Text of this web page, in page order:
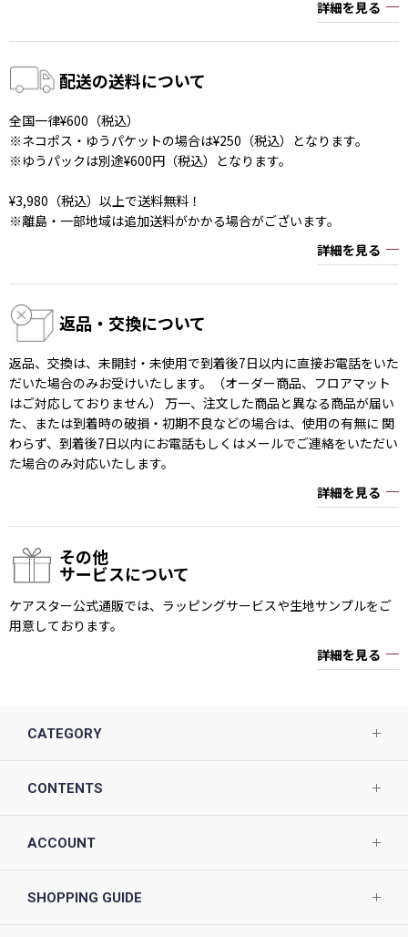
詳細を見る
配送の送料について
全国一律¥600（税込）
※ネコポス・ゆうパケットの場合は¥250（税込）となります。
※ゆうパックは別途¥600円（税込）となります。
¥3,980（税込）以上で送料無料！
※離島・一部地域は追加送料がかかる場合がございます。
詳細を見る
返品・交換について
返品、交換は、未開封・未使用で到着後7日以内に直接お電話をいた
だいた場合のみお受けいたします。（オーダー商品、フロアマット
はご対応しておりません） 万一、注文した商品と異なる商品が届い
た、または到着時の破損・初期不良などの場合は、使用の有無に 関
わらず、到着後7日以内にお電話もしくはメールでご連絡をいただい
た場合のみ対応いたします。
詳細を見る
その他
サービスについて
ケアスター公式通販では、ラッピングサービスや生地サンプルをご
用意しております。
詳細を見る
CATEGORY
CONTENTS
ACCOUNT
SHOPPING GUIDE